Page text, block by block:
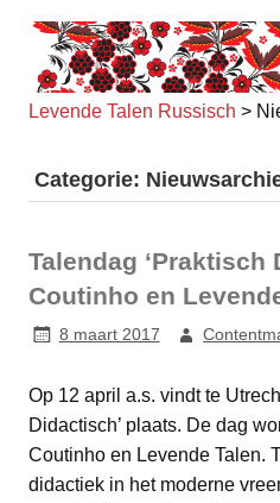
Levende Talen Russisch >
Categorie:
Talendag ‘Praktisch
Coutinho en
8 maart 2017
Op 12 april a.s. vindt te
Didactisch’ plaats. De dag
Coutinho en Levende Talen.
didactiek in het moderne